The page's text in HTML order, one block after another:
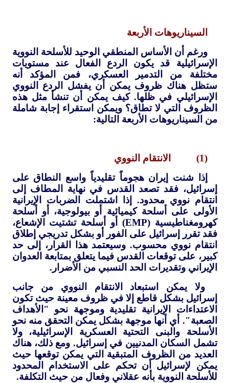
السيناريوهات الأربعة
ورغم أن الأساس المنطقي الوحيد للأسلحة النووية
الإسرائيلية قد يكون الردع الفعال عند مستويات
مختلفة من التدمير العسكري، فمن المؤكد أنه
ستظل هناك ظروف يمكن أن يفشل الردع النووي
الإسرائيلي في ظلها. كيف يمكن أن تنشأ مثل هذه
الظروف التي لا تطاق؟ ويمكن استقراء إجابة شاملة
من السيناريوهات الأربعة التالية:
(1) الانتقام النووي
إذا شنت إيران هجوماً تقليدياً واسع النطاق على
إسرائيل، فقد تصعد القدس في نهاية المطاف إلى
انتقام نووي محدود. إذا اشتملت الضربات الإيرانية
الأولى على أسلحة كيميائية أو بيولوجية، أو أسلحة
كهرومغناطيسية (EMP) أو أسلحة تشتيت الإشعاع،
فقد تقرر إسرائيل على الفور أو بشكل تدريجي إطلاق
انتقام نووي محسوب. وسيعتمد هذا القرار، إلى حد
كبير، على توقعات القدس فيما يتعلق بمتابعة العدوان
الإيراني وتقديرات الحد النسبي من الأضرار.
ولا يمكن استبعاد الانتقام النووي من جانب
إسرائيل بشكل قاطع إلا في ظروف معينة حيث تكون
الاعتداءات الإيرانية تقليدية وموجهة نحو "الأهداف
الصعبة". أي أنها موجهة بشكل يمكن التحقق منه نحو
الأسلحة والبنى التحتية العسكرية الإسرائيلية، ولا
تشمل السكان المدنيين في إسرائيل. ومع ذلك، هناك
العديد من الظروف المتبقية التي يمكن توقعها حيث
يمكن لإسرائيل أن تحكم على الاستخدام المحدود
للأسلحة النووية بأنه عقلاني وفعال من حيث التكلفة.